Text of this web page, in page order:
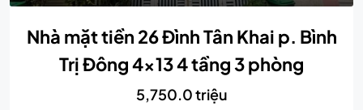
Nhà mặt tiền 26 Đình Tân Khai p. Bình
Trị Đông 4×13 4 tầng 3 phòng
5,750.0 triệu